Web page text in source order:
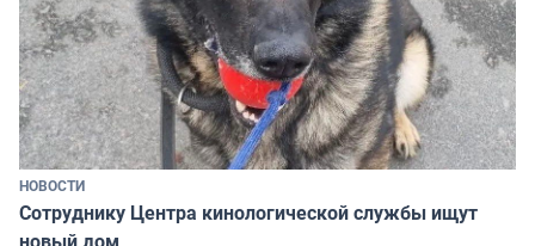
НОВОСТИ
Сотруднику Центра кинологической службы ищут